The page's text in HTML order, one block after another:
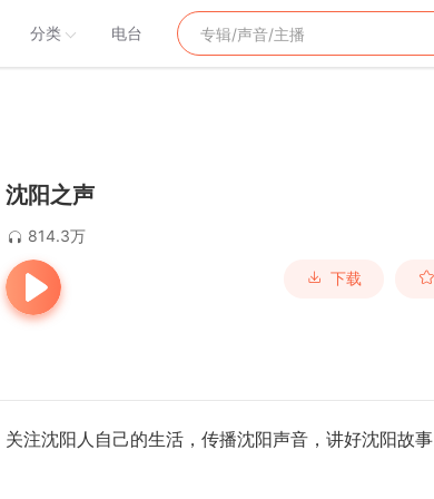
分类 电台
沈阳之声
814.3万
下载
注沈阳人自己的生活， 传播沈阳声音 ， 讲好沈阳故事